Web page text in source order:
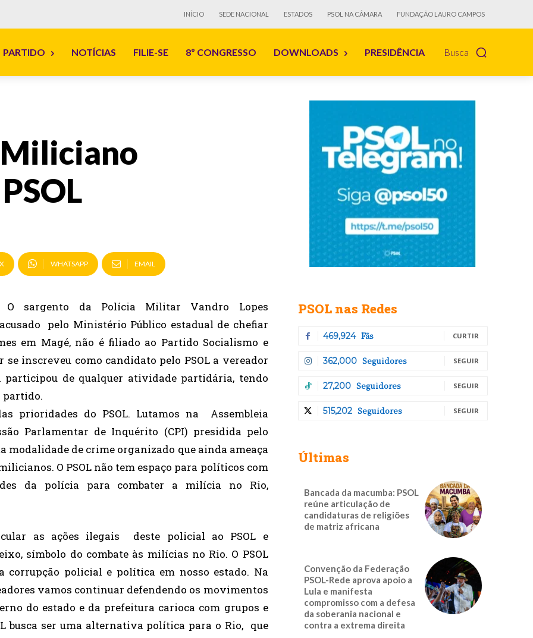
INÍCIO SEDE NACIONAL ESTADOS PSOL NA CÂMARA FUNDAÇÃO LAURO CAMPOS
Busca
PARTIDO NOTÍCIAS FILIE-SE 8º CONGRESSO DOWNLOADS PRESIDÊNCIA
X WHATSAPP EMAIL
O sargento da Polícia Militar Vandro Lopes
pelo Ministério Público estadual de chefiar
em Magé, não é filiado ao Partido Socialismo e
inscreveu como candidato pelo PSOL a vereador
participou de qualquer atividade partidária, tendo
partido.
prioridades do PSOL. Lutamos na Assembleia
Parlamentar de Inquérito (CPI) presidida pelo
modalidade de crime organizado que ainda ameaça
O PSOL não tem espaço para políticos com
da polícia para combater a milícia no Rio,
as ações ilegais deste policial ao PSOL e
símbolo do combate às milícias no Rio. O PSOL
corrupção policial e política em nosso estado. Na
vamos continuar defendendo os movimentos
do estado e da prefeitura carioca com grupos e
busca ser uma alternativa política para o Rio, que
PSOL nas Redes
469,924 Fãs CURTIR
362,000 Seguidores SEGUIR
27,200 Seguidores SEGUIR
515,202 Seguidores SEGUIR
Últimas
Bancada da macumba: PSOL
reúne articulação de
candidaturas de religiões
de matriz africana
Convenção da Federação
PSOL-Rede aprova apoio a
Lula e manifesta
compromisso com a defesa
da soberania nacional e
contra a extrema direita